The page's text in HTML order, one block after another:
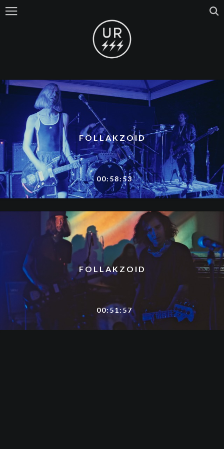
FÖLLAKZOID
00:58:53
FOLLAKZOID
00:51:57